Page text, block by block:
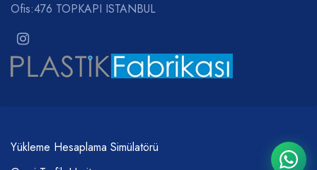
Ofis:476 TOPKAPI ISTANBUL
Yükleme Hesaplama Simülatörü